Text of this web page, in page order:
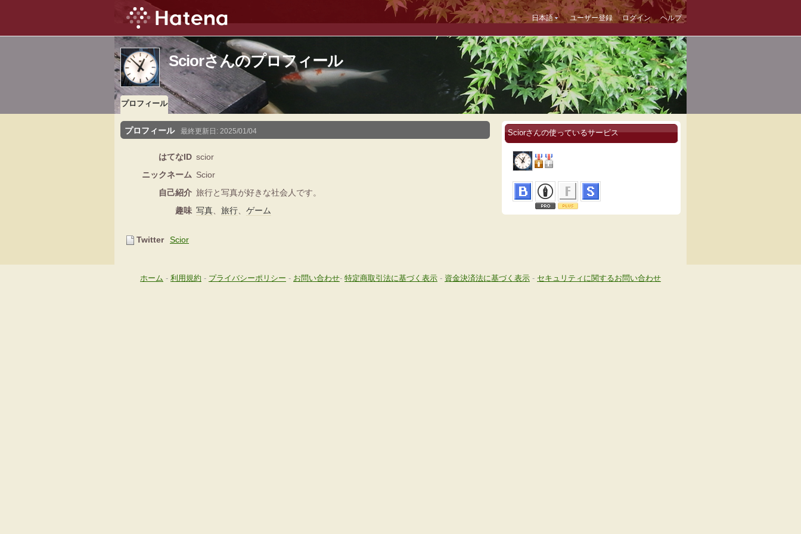
日本語 ユーザー登録 ログイン ヘルプ
Sciorさんのプロフィール
プロフィール
プロフィール 最終更新日: 2025/01/04
はてなID scior
ニックネーム Scior
自己紹介 旅行と写真が好きな社会人です。
趣味 写真、 旅行、 ゲーム
Twitter Scior
Sciorさんの使っているサービス
ホーム - 利用規約 - プライバシーポリシー - お問い合わせ- 特定商取引法に基づく表示 - 資金決済法に基づく表示 - セキュリティに関するお問い合わせ